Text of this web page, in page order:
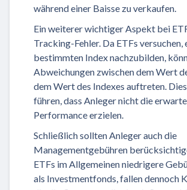
während einer Baisse zu verkaufen.
Ein weiterer wichtiger Aspekt bei
Tracking-Fehler. Da ETFs versuchen,
bestimmten Index nachzubilden,
Abweichungen zwischen dem Wert
dem Wert des Indexes auftreten.
führen, dass Anleger nicht die
Performance erzielen.
Schließlich sollten Anleger auch die
Managementgebühren
ETFs im Allgemeinen niedrigere
als Investmentfonds, fallen dennoch